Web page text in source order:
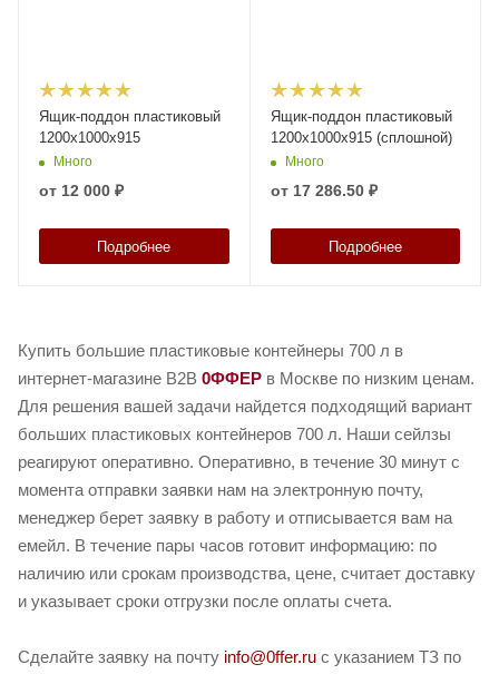
Ящик-поддон пластиковый
1200x1000x915
Много
от 12 000 ₽
Подробнее
Ящик-поддон пластиковый
1200x1000x915 (сплошной)
Много
от 17 286.50 ₽
Подробнее
Купить большие пластиковые контейнеры 700 л в
интернет-магазине B2B 0ФФЕР в Москве по низким ценам.
Для решения вашей задачи найдется подходящий вариант
больших пластиковых контейнеров 700 л. Наши сейлзы
реагируют оперативно. Оперативно, в течение 30 минут с
момента отправки заявки нам на электронную почту,
менеджер берет заявку в работу и отписывается вам на
емейл. В течение пары часов готовит информацию: по
наличию или срокам производства, цене, считает доставку
и указывает сроки отгрузки после оплаты счета.
Сделайте заявку на почту info@0ffer.ru с указанием ТЗ по